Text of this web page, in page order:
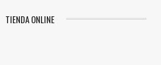
TIENDA ONLINE